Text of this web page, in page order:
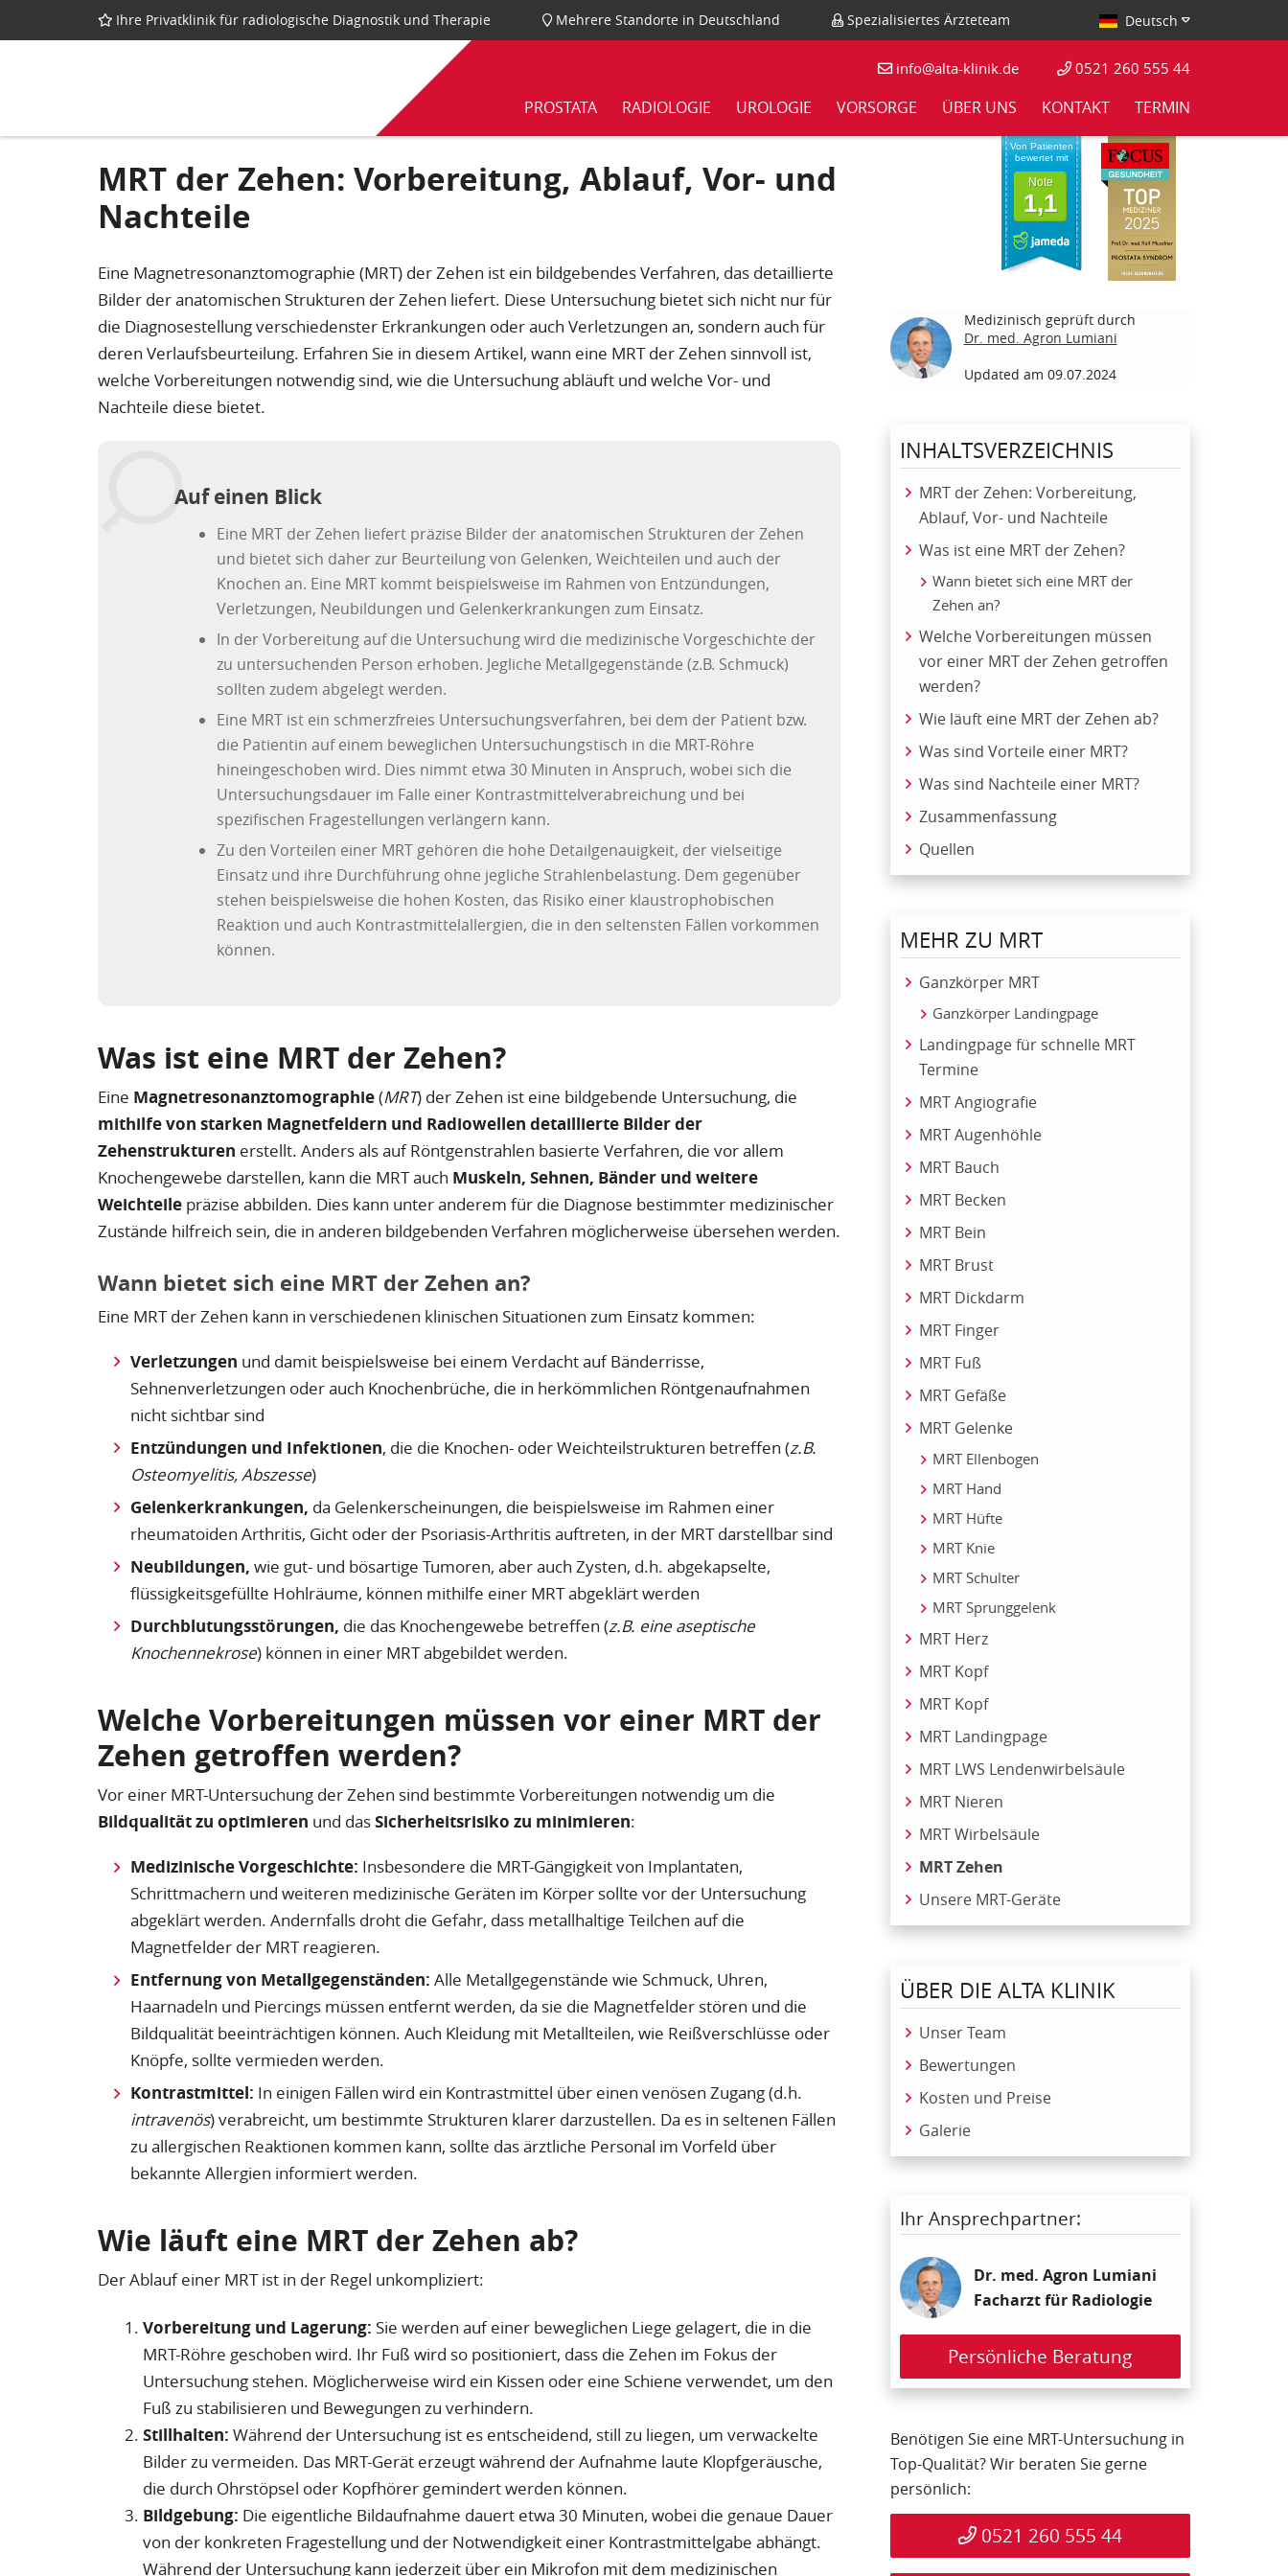
Deutsch
Ihre Privatklinik für radiologische Diagnostik und Therapie Mehrere Standorte in Deutschland Spezialisiertes Ärzteteam
PROSTATA RADIOLOGIE UROLOGIE VORSORGE ÜBER UNS KONTAKT TERMIN
info@alta-klinik.de 0521 260 555 44
Von Patienten
bewertet mit
Note
1,1
MRT der Zehen: Vorbereitung, Ablauf, Vor- und
Nachteile
Eine Magnetresonanztomographie (MRT) der Zehen ist ein bildgebendes Verfahren, das detaillierte
Bilder der anatomischen Strukturen der Zehen liefert. Diese Untersuchung bietet sich nicht nur für
die Diagnosestellung verschiedenster Erkrankungen oder auch Verletzungen an, sondern auch für
deren Verlaufsbeurteilung. Erfahren Sie in diesem Artikel, wann eine MRT der Zehen sinnvoll ist,
welche Vorbereitungen notwendig sind, wie die Untersuchung abläuft und welche Vor- und
Nachteile diese bietet.
Auf einen Blick
Eine MRT der Zehen liefert präzise Bilder der anatomischen Strukturen der Zehen
und bietet sich daher zur Beurteilung von Gelenken, Weichteilen und auch der
Knochen an. Eine MRT kommt beispielsweise im Rahmen von Entzündungen,
Verletzungen, Neubildungen und Gelenkerkrankungen zum Einsatz.
In der Vorbereitung auf die Untersuchung wird die medizinische Vorgeschichte der
zu untersuchenden Person erhoben. Jegliche Metallgegenstände (z.B. Schmuck)
sollten zudem abgelegt werden.
Eine MRT ist ein schmerzfreies Untersuchungsverfahren, bei dem der Patient bzw.
die Patientin auf einem beweglichen Untersuchungstisch in die MRT-Röhre
hineingeschoben wird. Dies nimmt etwa 30 Minuten in Anspruch, wobei sich die
Untersuchungsdauer im Falle einer Kontrastmittelverabreichung und bei
spezifischen Fragestellungen verlängern kann.
Zu den Vorteilen einer MRT gehören die hohe Detailgenauigkeit, der vielseitige
Einsatz und ihre Durchführung ohne jegliche Strahlenbelastung. Dem gegenüber
stehen beispielsweise die hohen Kosten, das Risiko einer klaustrophobischen
Reaktion und auch Kontrastmittelallergien, die in den seltensten Fällen vorkommen
können.
Was ist eine MRT der Zehen?
Eine Magnetresonanztomographie(MRT) der Zehen ist eine bildgebende Untersuchung, die
mithilfe von starken Magnetfeldern und Radiowellen detaillierte Bilder der
Zehenstrukturen erstellt. Anders als auf Röntgenstrahlen basierte Verfahren, die vor allem
Knochengewebe darstellen, kann die MRT auch Muskeln, Sehnen, Bänder und weitere
Weichteile präzise abbilden. Dies kann unter anderem für die Diagnose bestimmter medizinischer
Zustände hilfreich sein, die in anderen bildgebenden Verfahren möglicherweise übersehen werden.
Wann bietet sich eine MRT der Zehen an?
Eine MRT der Zehen kann in verschiedenen klinischen Situationen zum Einsatz kommen:
Verletzungen und damit beispielsweise bei einem Verdacht auf Bänderrisse,
Sehnenverletzungen oder auch Knochenbrüche, die in herkömmlichen Röntgenaufnahmen
nicht sichtbar sind
Entzündungen und Infektionen, die die Knochen- oder Weichteilstrukturen betreffen (z.B.
Osteomyelitis, Abszesse)
Gelenkerkrankungen, da Gelenkerscheinungen, die beispielsweise im Rahmen einer
rheumatoiden Arthritis, Gicht oder der Psoriasis-Arthritis auftreten, in der MRT darstellbar sind
Neubildungen, wie gut- und bösartige Tumoren, aber auch Zysten, d.h. abgekapselte,
flüssigkeitsgefüllte Hohlräume, können mithilfe einer MRT abgeklärt werden
Durchblutungsstörungen, die das Knochengewebe betreffen (z.B. eine aseptische
Knochennekrose) können in einer MRT abgebildet werden.
Welche Vorbereitungen müssen vor einer MRT der
Zehen getroffen werden?
Vor einer MRT-Untersuchung der Zehen sind bestimmte Vorbereitungen notwendig um die
Bildqualität zu optimieren und dasSicherheitsrisiko zu minimieren:
Medizinische Vorgeschichte: Insbesondere die MRT-Gängigkeit von Implantaten,
Schrittmachern und weiteren medizinische Geräten im Körper sollte vor der Untersuchung
abgeklärt werden. Andernfalls droht die Gefahr, dass metallhaltige Teilchen auf die
Magnetfelder der MRT reagieren.
Entfernung von Metallgegenständen: Alle Metallgegenstände wie Schmuck, Uhren,
Haarnadeln und Piercings müssen entfernt werden, da sie die Magnetfelder stören und die
Bildqualität beeinträchtigen können. Auch Kleidung mit Metallteilen, wie Reißverschlüsse oder
Knöpfe, sollte vermieden werden.
Kontrastmittel: In einigen Fällen wird ein Kontrastmittel über einen venösen Zugang (d.h.
intravenös) verabreicht, um bestimmte Strukturen klarer darzustellen. Da es in seltenen Fällen
zu allergischen Reaktionen kommen kann, sollte das ärztliche Personal im Vorfeld über
bekannte Allergien informiert werden.
Wie läuft eine MRT der Zehen ab?
Der Ablauf einer MRT ist in der Regel unkompliziert:
Vorbereitung und Lagerung: Sie werden auf einer beweglichen Liege gelagert, die in die
MRT-Röhre geschoben wird. Ihr Fuß wird so positioniert, dass die Zehen im Fokus der
Untersuchung stehen. Möglicherweise wird ein Kissen oder eine Schiene verwendet, um den
Fuß zu stabilisieren und Bewegungen zu verhindern.
Stillhalten: Während der Untersuchung ist es entscheidend, still zu liegen, um verwackelte
Bilder zu vermeiden. Das MRT-Gerät erzeugt während der Aufnahme laute Klopfgeräusche,
die durch Ohrstöpsel oder Kopfhörer gemindert werden können.
Bildgebung: Die eigentliche Bildaufnahme dauert etwa 30 Minuten, wobei die genaue Dauer
von der konkreten Fragestellung und der Notwendigkeit einer Kontrastmittelgabe abhängt.
Während der Untersuchung kann jederzeit über ein Mikrofon mit dem medizinischen
Medizinisch geprüft durch
Dr. med. Agron Lumiani
Updated am 09.07.2024
INHALTSVERZEICHNIS
MRT der Zehen: Vorbereitung,
Ablauf, Vor- und Nachteile
Was ist eine MRT der Zehen?
Wann bietet sich eine MRT der
Zehen an?
Welche Vorbereitungen müssen
vor einer MRT der Zehen getroffen
werden?
Wie läuft eine MRT der Zehen ab?
Was sind Vorteile einer MRT?
Was sind Nachteile einer MRT?
Zusammenfassung
Quellen
MEHR ZU MRT
Ganzkörper MRT
Ganzkörper Landingpage
Landingpage für schnelle MRT
Termine
MRT Angiografie
MRT Augenhöhle
MRT Bauch
MRT Becken
MRT Bein
MRT Brust
MRT Dickdarm
MRT Finger
MRT Fuß
MRT Gefäße
MRT Gelenke
MRT Ellenbogen
MRT Hand
MRT Hüfte
MRT Knie
MRT Schulter
MRT Sprunggelenk
MRT Herz
MRT Kopf
MRT Kopf
MRT Landingpage
MRT LWS Lendenwirbelsäule
MRT Nieren
MRT Wirbelsäule
MRT Zehen
Unsere MRT-Geräte
ÜBER DIE ALTA KLINIK
Unser Team
Bewertungen
Kosten und Preise
Galerie
Ihr Ansprechpartner:
Dr. med. Agron Lumiani
Facharzt für Radiologie
Persönliche Beratung
Benötigen Sie eine MRT-Untersuchung in
Top-Qualität? Wir beraten Sie gerne
persönlich:
0521 260 555 44